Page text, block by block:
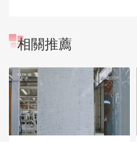
相關推薦